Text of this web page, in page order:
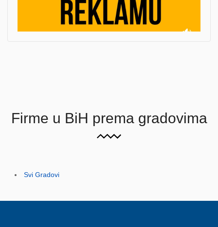
Firme u BiH prema gradovima
Svi Gradovi